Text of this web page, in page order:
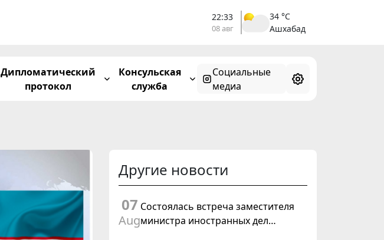
22:33
08 авг
34 °C
Ашхабад
Дипломатический
протокол
Консульская
служба
Социальные
медиа
Другие новости
07
Aug
Состоялась встреча заместителя
министра иностранных дел